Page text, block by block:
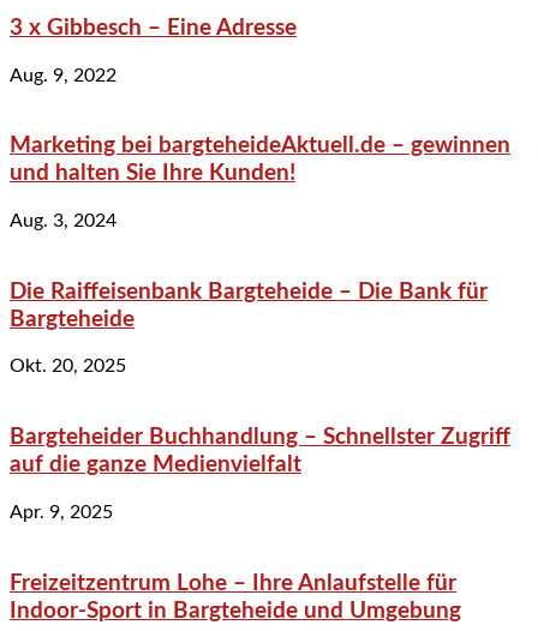
3 x Gibbesch – Eine Adresse
Aug. 9, 2022
Marketing bei bargteheideAktuell.de – gewinnen
und halten Sie Ihre Kunden!
Aug. 3, 2024
Die Raiffeisenbank Bargteheide – Die Bank für
Bargteheide
Okt. 20, 2025
Bargteheider Buchhandlung – Schnellster Zugriff
auf die ganze Medienvielfalt
Apr. 9, 2025
Freizeitzentrum Lohe – Ihre Anlaufstelle für
Indoor-Sport in Bargteheide und Umgebung